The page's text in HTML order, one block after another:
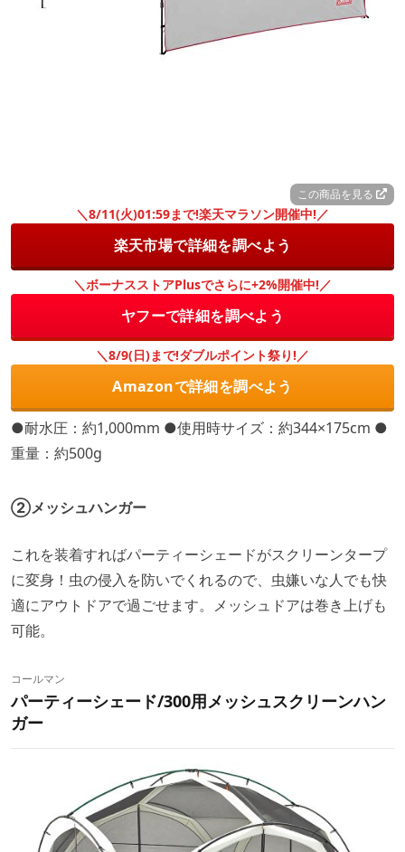
この商品を見る
＼8/11(火)01:59まで!楽天マラソン開催中!／
楽天市場で詳細を調べよう
＼ボーナスストアPlusでさらに+2%開催中!／
ヤフーで詳細を調べよう
＼8/9(日)まで!ダブルポイント祭り!／
Amazonで詳細を調べよう
●耐水圧：約1,000mm ●使用時サイズ：約344×175cm ●
重量：約500g
②メッシュハンガー
これを装着すればパーティーシェードがスクリーンタープ
に変身！虫の侵入を防いでくれるので、虫嫌いな人でも快
適にアウトドアで過ごせます。メッシュドアは巻き上げも
可能。
コールマン
パーティーシェード/300用メッシュスクリーンハン
ガー